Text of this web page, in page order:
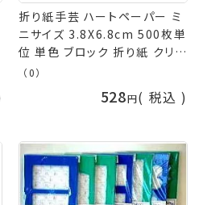
折り紙手芸 ハートペーパー ミ
ニサイズ 3.8X6.8cm 500枚単
位 単色 ブロック 折り紙 クリー
ム 黄色 オレンジ グリーン ダー
クグリーン 水色 ブルー ダーク
ブルー ピンク ローズ 赤 藤 紫
イト ブラック ブラウン レッド 緑
青 terai 手芸の山久
（0）
528 税込